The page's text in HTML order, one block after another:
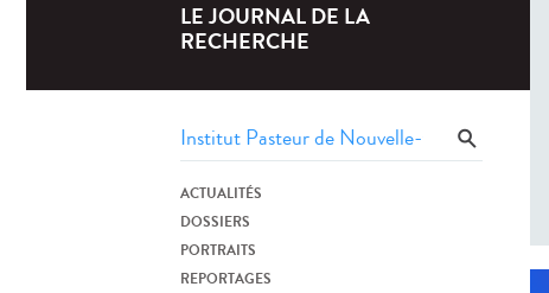
LE JOURNAL DE LA
RECHERCHE
ACTUALITÉS
DOSSIERS
PORTRAITS
REPORTAGES